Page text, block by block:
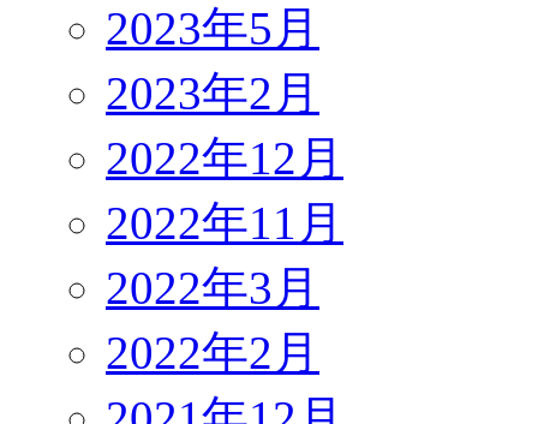
2023年5月
2023年2月
2022年12月
2022年11月
2022年3月
2022年2月